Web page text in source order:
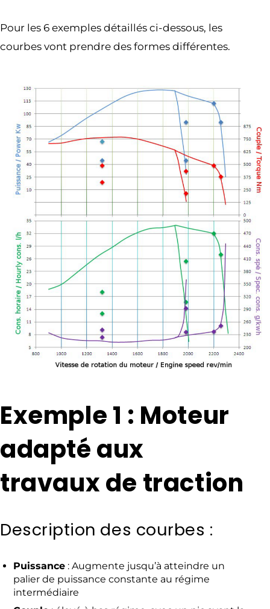
Pour les 6 exemples détaillés ci-dessous, les
courbes vont prendre des formes différentes.
Exemple 1 : Moteur
adapté aux
travaux de traction
Description des courbes :
Puissance : Augmente jusqu’à atteindre un
palier de puissance constante au régime
intermédiaire